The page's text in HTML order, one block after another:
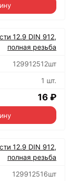
12.9 DIN 912,
полная резьба
129912512шт
1 шт.
16 ₽
12.9 DIN 912,
полная резьба
129912516шт